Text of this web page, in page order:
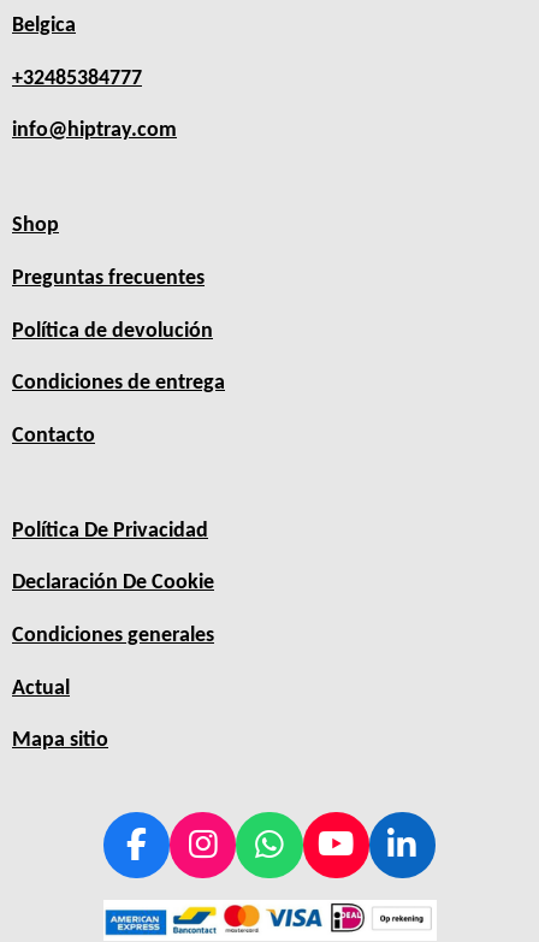
Belgica
+32485384777
info@hiptray.com
Shop
Preguntas frecuentes
Política de devolución
Condiciones de entrega
Contacto
Política De Privacidad
Declaración De Cookie
Condiciones generales
Actual
Mapa sitio
F
c
I
s
W
a
Y
u
L
n